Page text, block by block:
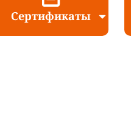
Сертификаты